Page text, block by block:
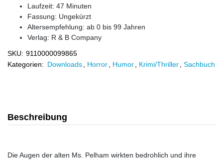
Laufzeit: 47 Minuten
Fassung: Ungekürzt
Altersempfehlung: ab 0 bis 99 Jahren
Verlag: R & B Company
SKU: 9110000099865
Kategorien: Downloads Horror Humor Krimi/Thriller Sachbuch
Beschreibung
Die Augen der alten Ms. Pelham wirkten bedrohlich und ihre